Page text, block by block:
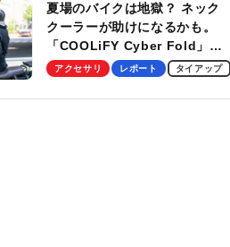
夏場のバイクは地獄？ ネック
クーラーが助けになるかも。
「COOLiFY Cyber Fold」レ
ビュー。冷却の速さ、密着する
性がグッド！
アクセサリ レポート タイアップ